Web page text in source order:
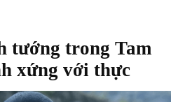
tướng trong Tam
xứng với thực